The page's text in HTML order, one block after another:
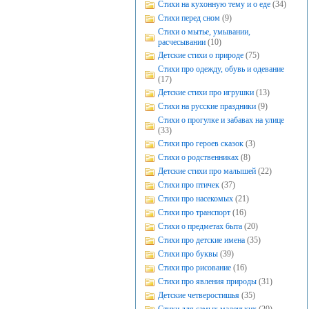
Стихи на кухонную тему и о еде (34)
Стихи перед сном (9)
Стихи о мытье, умывании,
расчесывании (10)
Детские стихи о природе (75)
Стихи про одежду, обувь и одевание
(17)
Детские стихи про игрушки (13)
Стихи на русские праздники (9)
Стихи о прогулке и забавах на улице
(33)
Стихи про героев сказок (3)
Стихи о родственниках (8)
Детские стихи про малышей (22)
Стихи про птичек (37)
Стихи про насекомых (21)
Стихи про транспорт (16)
Стихи о предметах быта (20)
Стихи про детские имена (35)
Стихи про буквы (39)
Стихи про рисование (16)
Стихи про явления природы (31)
Детские четверостишья (35)